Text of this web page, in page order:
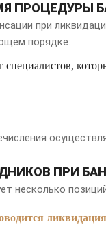
ПРОЦЕДУРЫ
при
порядке:
специалистов,
ПРИ
несколько
ликвидация